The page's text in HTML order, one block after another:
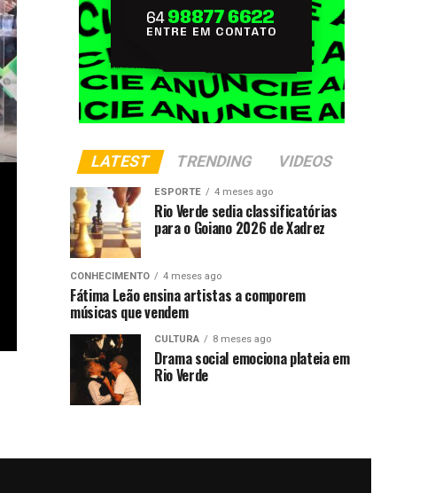
LATEST TRENDING VIDEOS
ESPORTE 4 meses ago
Rio Verde sedia classificatórias
para o Goiano 2026 de Xadrez
CONHECIMENTO 4 meses ago
Fátima Leão ensina artistas a comporem
músicas que vendem
CULTURA 8 meses ago
Drama social emociona plateia em
Rio Verde